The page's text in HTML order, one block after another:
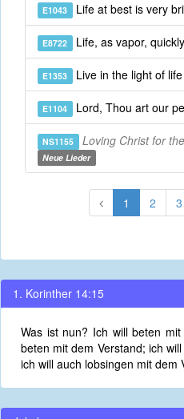
E1043 Life at best is very
E8722 Life, as vapor,
E1353 Live in the light of life
E1104 Lord, Thou art our
NS1155 Loving Christ for
Neue Lieder
1 2 3
1. Korinther 14:15
Was ist nun? Ich will beten
beten mit dem Verstand; ich
ich will auch lobsingen mit dem